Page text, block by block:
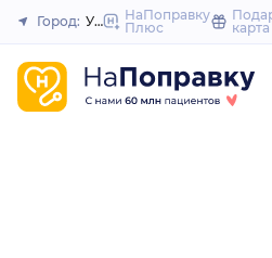
Закрыть
Город: УльяновскНаПоправку
Плюс
карта